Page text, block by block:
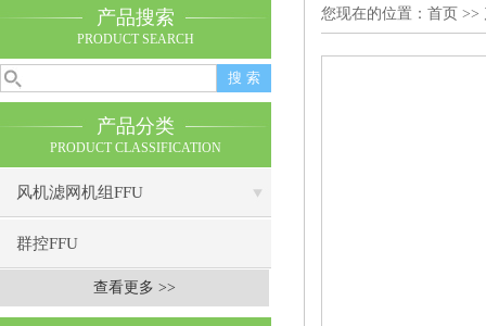
产品搜索
PRODUCT SEARCH
产品分类
PRODUCT CLASSIFICATION
风机滤网机组FFU
群控FFU
查看更多 >>
您现在的位置： 首页 >>